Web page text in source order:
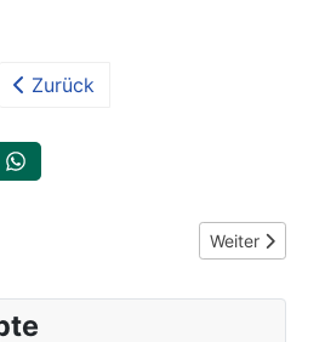
Zurück
Württemberg stärkt Schutz vor
Nächster
Weiter